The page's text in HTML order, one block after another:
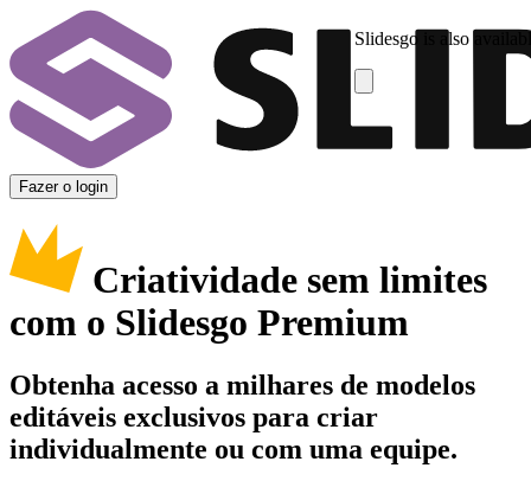
Slidesgo is also
Fazer o login
Criatividade sem limites
com o Slidesgo Premium
Obtenha acesso a milhares de modelos
editáveis exclusivos para criar
individualmente ou com uma equipe.